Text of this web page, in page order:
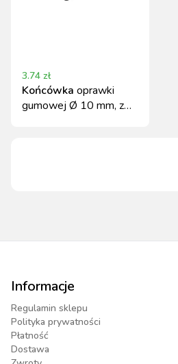
3.74 zł
Końcówka oprawki
gumowej Ø 10 mm, z
Informacje
Regulamin sklepu
Polityka prywatności
Płatność
Dostawa